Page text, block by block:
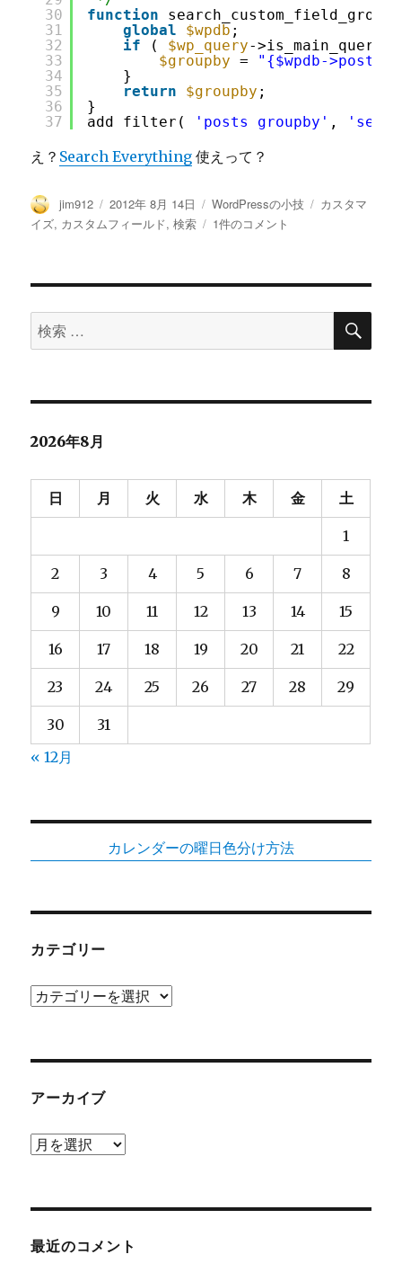
30
31
32
33
34
35
36
37
function
global
$wpdb ;
if
( $wp_query-
$groupby
= "{$wpdb-
}
return
$groupby ;
}
add_filter(
'posts_groupby' ,
え？ Search Everything 使えって？
投
稿
jim912
投
稿
2012年 8月 14日
カ
テ
WordPressの小技
タ
カスタマ
イズ, カスタムフィールド,検索
WordPress
ス
ム
ィ
1件のコメント
検
索
象:
検
2026年8月
日 月 火 水 木 金 土
1
2 3 4 5 6 7 8
9 10 11 12 13 14 15
16 17 18 19 20 21 22
23 24 25 26 27 28 29
30
31
« 12月
カレンダーの曜日色分け方法
カテゴリー
カ
ー
アーカイブ
ア
ブ
最近のコメント